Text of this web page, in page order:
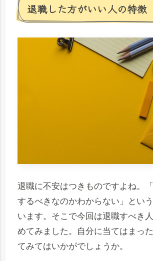
退職した方がいい人の特徴
退職に不安はつきものですよね。
するべきなのかわからない」とい
います。そこで今回は退職すべき
めてみました。自分に当てはまっ
てみてはいかがでしょうか。